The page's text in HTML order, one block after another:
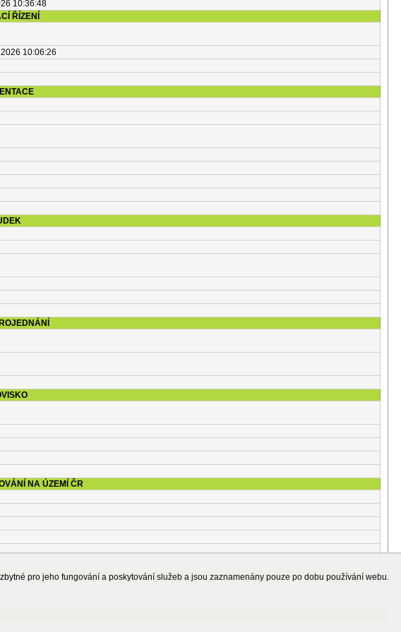
10:36:48
ŘÍZENÍ
10:06:26
NA ÚZEMÍ ČR
pro jeho fungování a poskytování služeb a jsou zaznamenány pouze po dobu používání webu.